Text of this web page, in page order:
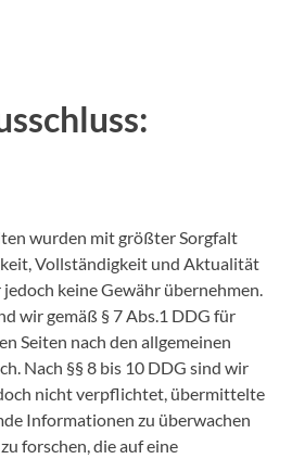
wurden mit größter Sorgfalt
Vollständigkeit und Aktualität
keine Gewähr übernehmen.
wir gemäß § 7 Abs.1 DDG für
Seiten nach den allgemeinen
Nach §§ 8 bis 10 DDG sind wir
nicht verpflichtet, übermittelte
Informationen zu überwachen
forschen, die auf eine